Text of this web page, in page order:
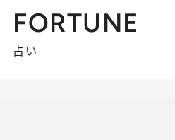
FORTUNE
占い